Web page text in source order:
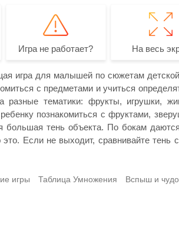
Игра не работает? На весь
игра для малышей по сюжетам
с предметами и учиться
разные тематики: фрукты, игрушки,
ребенку познакомиться с фруктами,
большая тень объекта. По бокам
это. Если не выходит, сравнивайте
игры Таблица Умножения Вспыш и